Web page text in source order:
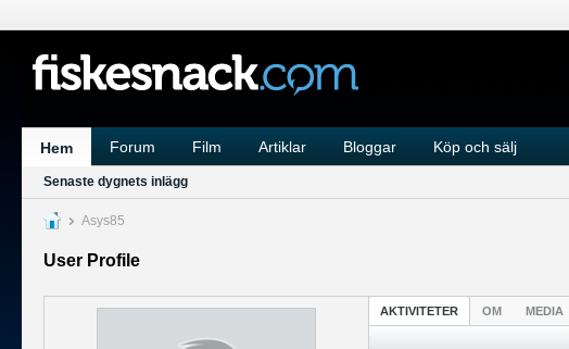
Hem Forum Film Artiklar Bloggar Köp och sälj
Senaste dygnets inlägg
Asys85
User Profile
AKTIVITETER OM MEDIA